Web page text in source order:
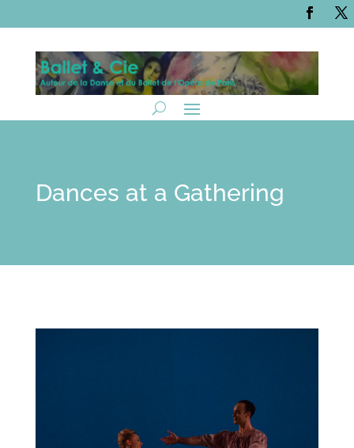
Dances at a Gathering